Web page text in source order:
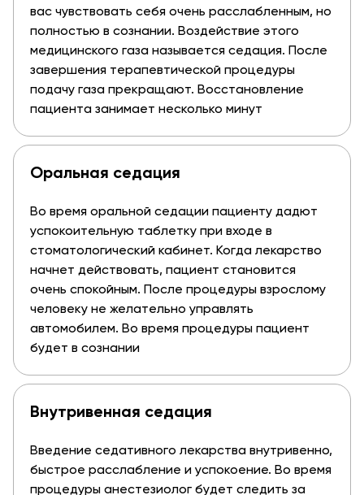
вас чувствовать себя очень расслабленным, но
полностью в сознании. Воздействие этого
медицинского газа называется седация. После
завершения терапевтической процедуры
подачу газа прекращают. Восстановление
пациента занимает несколько минут
Оральная седация
Во время оральной седации пациенту дадют
успокоительную таблетку при входе в
стоматологический кабинет. Когда лекарство
начнет действовать, пациент становится
очень спокойным. После процедуры взрослому
человеку не желательно управлять
автомобилем. Во время процедуры пациент
будет в сознании
Внутривенная седация
Введение седативного лекарства внутривенно,
быстрое расслабление и успокоение. Во время
процедуры анестезиолог будет следить за